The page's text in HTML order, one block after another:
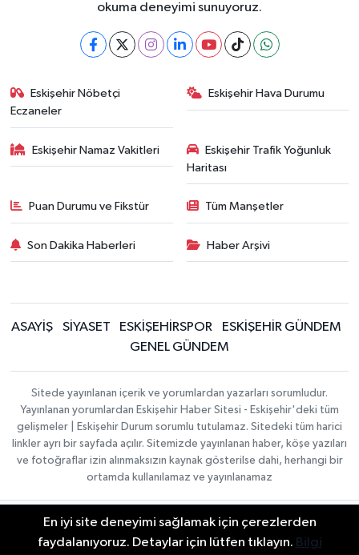
okuma deneyimi sunuyoruz.
Eskişehir Nöbetçi
Eczaneler
Eskişehir Hava Durumu
Eskişehir Namaz Vakitleri
Eskişehir Trafik Yoğunluk
Haritası
Puan Durumu ve Fikstür Tüm Manşetler
Son Dakika Haberleri Haber Arşivi
ASAYİŞ SİYASET ESKİŞEHİRSPOR
ESKİŞEHİR GÜNDEM
GENEL GÜNDEM
Sitede yayınlanan içerik ve yorumlardan yazarları sorumludur.
Yayınlanan yorumlardan Eskişehir Haber Sitesi - Eskişehir'deki tüm
gelişmeler | Eskişehir Durum sorumlu tutulamaz. Sitedeki tüm harici
linkler ayrı bir sayfada açılır. Sitemizde yayınlanan haber, köşe yazıları
ve fotoğraflar izin alınmaksızın kaynak gösterilse dahi, herhangi bir
ortamda kullanılamaz ve yayınlanamaz
Gizlilik Sözleşmesi
Hakkımızda
İletişim
Topluluk Kuralları
Haber Yazılımı:
Bilişim| Copyright ©
En iyi site deneyimi sağlamak için çerezlerden
faydalanıyoruz. Detaylar için lütfen tıklayın. Bilgi